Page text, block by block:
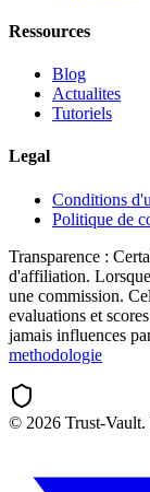
Ressources
Blog
Actualites
Tutoriels
Legal
Conditions
Politique de
Transparence :
d'affiliation.
une commission.
evaluations et
jamais influences
methodologie
© 2026 Trust-Vault.